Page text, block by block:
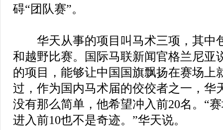
碍“团队赛”。
华天从事的项目叫马术三项，其中
和越野比赛。国际马联新闻官格兰尼亚
的项目，能够让中国国旗飘扬在赛场上
过，作为国内马术届的佼佼者之一，华
没有那么简单，他希望冲入前20名。“
进入前10也不是奇迹。”华天说。